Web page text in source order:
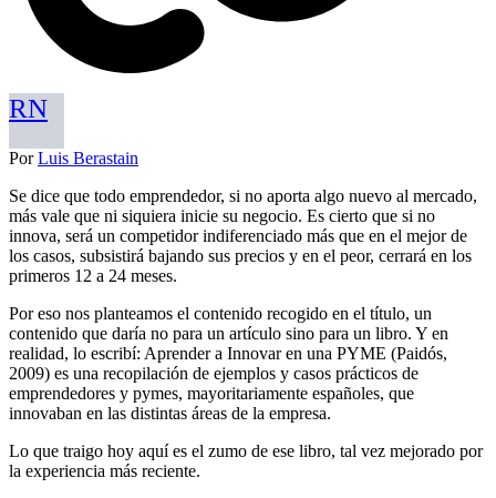
RN
PorLuis Berastain
Se dice que todo emprendedor, si no aporta algo nuevo al mercado,
más vale que ni siquiera inicie su negocio. Es cierto que si no
innova, será un competidor indiferenciado más que en el mejor de
los casos, subsistirá bajando sus precios y en el peor, cerrará en los
primeros 12 a 24 meses.
Por eso nos planteamos el contenido recogido en el título, un
contenido que daría no para un artículo sino para un libro. Y en
realidad, lo escribí: Aprender a Innovar en una PYME (Paidós,
2009) es una recopilación de ejemplos y casos prácticos de
emprendedores y pymes, mayoritariamente españoles, que
innovaban en las distintas áreas de la empresa.
Lo que traigo hoy aquí es el zumo de ese libro, tal vez mejorado por
la experiencia más reciente.